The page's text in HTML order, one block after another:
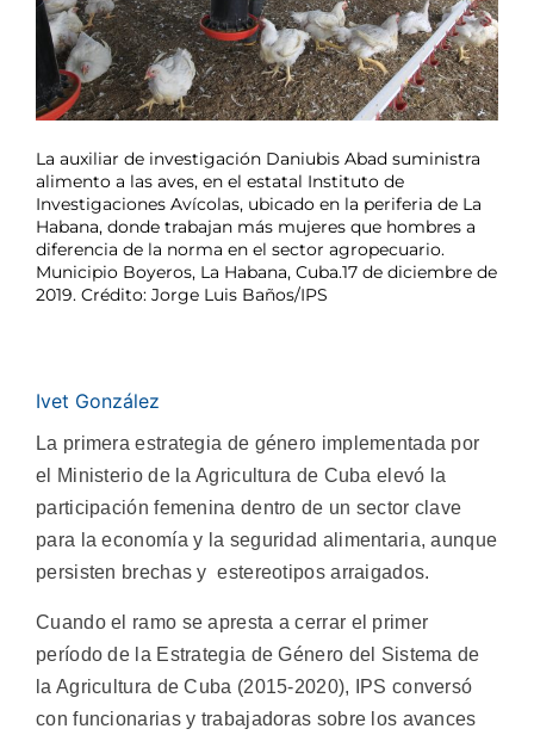
La auxiliar de investigación Daniubis Abad suministra
alimento a las aves, en el estatal Instituto de
Investigaciones Avícolas, ubicado en la periferia de La
Habana, donde trabajan más mujeres que hombres a
diferencia de la norma en el sector agropecuario.
Municipio Boyeros, La Habana, Cuba.17 de diciembre de
2019. Crédito: Jorge Luis Baños/IPS
Ivet González
La primera estrategia de género implementada por
el Ministerio de la Agricultura de Cuba elevó la
participación femenina dentro de un sector clave
para la economía y la seguridad alimentaria, aunque
persisten brechas y estereotipos arraigados.
Cuando el ramo se apresta a cerrar el primer
período de la Estrategia de Género del Sistema de
la Agricultura de Cuba (2015-2020), IPS conversó
con funcionarias y trabajadoras sobre los avances